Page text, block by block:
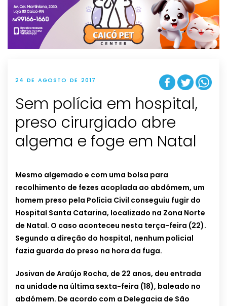
t
i
o
n
24 DE AGOSTO DE 2017
Sem polícia em hospital,
preso cirurgiado abre
algema e foge em Natal
Mesmo algemado e com uma bolsa para
recolhimento de fezes acoplada ao abdômem, um
homem preso pela Polícia Civil conseguiu fugir do
Hospital Santa Catarina, localizado na Zona Norte
de Natal. O caso aconteceu nesta terça-feira (22).
Segundo a direção do hospital, nenhum policial
fazia guarda do preso na hora da fuga.
Josivan de Araújo Rocha, de 22 anos, deu entrada
na unidade na última sexta-feira (18), baleado no
abdómem. De acordo com a Delegacia de São